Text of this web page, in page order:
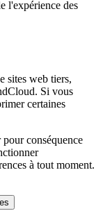
l'expérience des
sites web tiers,
Si vous
certaines
conséquence
à tout moment.